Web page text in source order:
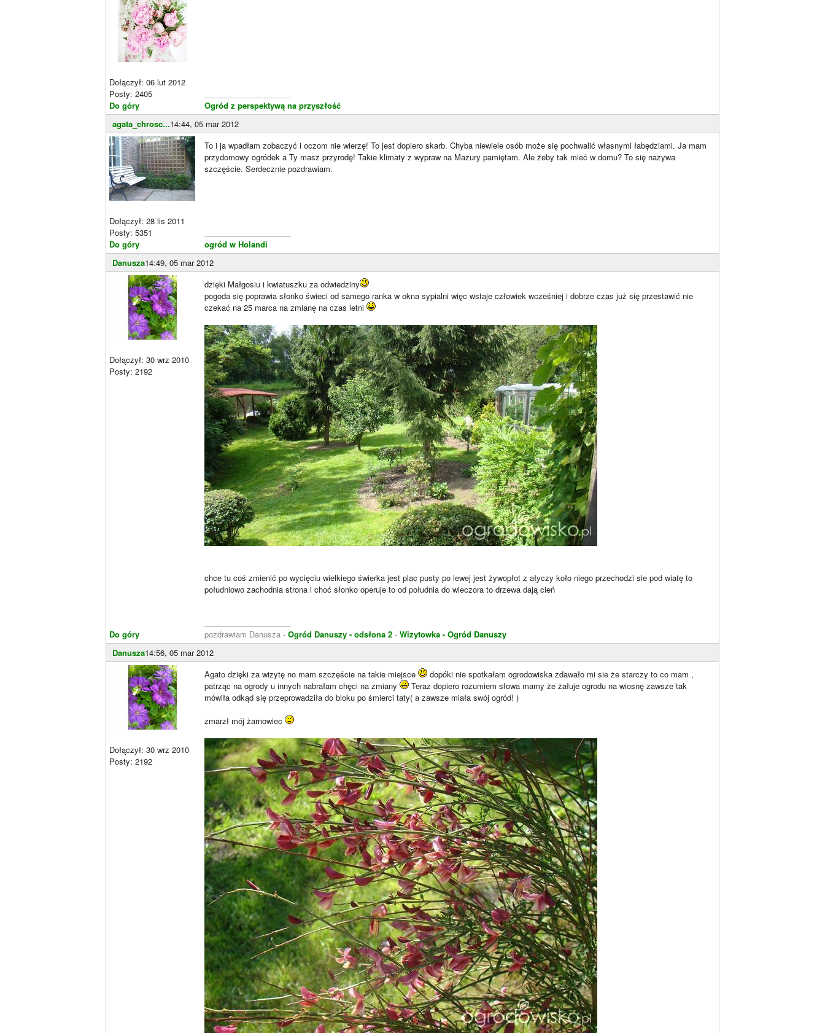
Dołączył: 06 lut 2012
Posty: 2405
Do góry
Ogród z perspektywą na przyszłość
agata_chrosc...14:44, 05 mar 2012
Dołączył: 28 lis 2011
Posty: 5351
Do góry
To i ja wpadłam zobaczyć i oczom nie wierzę! To jest dopiero skarb. Chyba niewiele osób może się pochwalić własnymi łabędziami. Ja mam
przydomowy ogródek a Ty masz przyrodę! Takie klimaty z wypraw na Mazury pamiętam. Ale żeby tak mieć w domu? To się nazywa
szczęście. Serdecznie pozdrawiam.
ogród w Holandi
Danusza14:49, 05 mar 2012
Dołączył: 30 wrz 2010
Posty: 2192
Do góry
dzięki Małgosiu i kwiatuszku za odwiedziny
pogoda się poprawia słonko świeci od samego ranka w okna sypialni więc wstaje człowiek wcześniej i dobrze czas już się przestawić nie
czekać na 25 marca na zmianę na czas letni
chce tu coś zmienić po wycięciu wielkiego świerka jest plac pusty po lewej jest żywopłot z ałyczy koło niego przechodzi sie pod wiatę to
południowo zachodnia strona i choć słonko operuje to od południa do wieczora to drzewa dają cień
pozdrawiam Danusza - Ogród Danuszy - odsłona 2 - Wizytowka - Ogród Danuszy
Danusza14:56, 05 mar 2012
Dołączył: 30 wrz 2010
Posty: 2192
Agato dzięki za wizytę no mam szczęście na takie miejsce
dopóki nie spotkałam ogrodowiska zdawało mi sie że starczy to co mam ,
patrząc na ogrody u innych nabrałam chęci na zmiany
Teraz dopiero rozumiem słowa mamy że żałuje ogrodu na wiosnę zawsze tak
mówiła odkąd się przeprowadziła do bloku po śmierci taty( a zawsze miała swój ogród! )
zmarzł mój żarnowiec